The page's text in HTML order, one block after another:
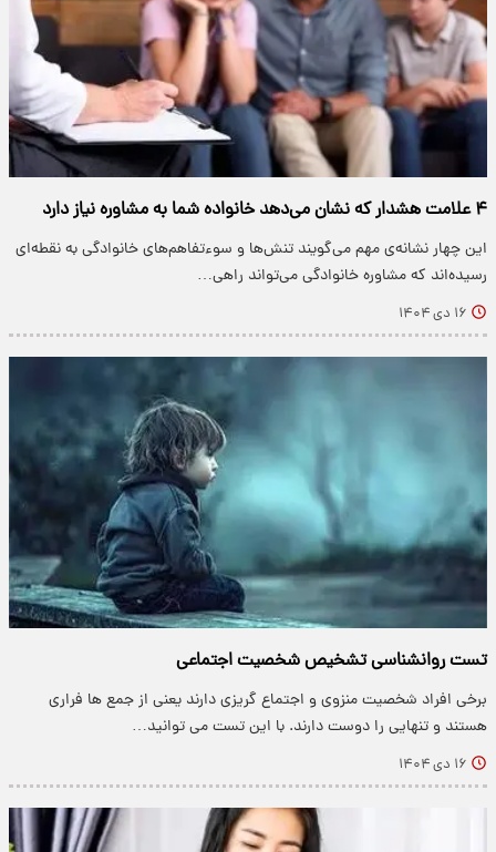
۴ علامت هشدار که نشان می‌دهد خانواده شما به مشاوره نیاز دارد
این چهار نشانه‌ی مهم می‌گویند تنش‌ها و سوءتفاهم‌های خانوادگی به نقطه‌ای
رسیده‌اند که مشاوره خانوادگی می‌تواند راهی…
۱۶ دی ۱۴۰۴
تست روانشناسی تشخیص شخصیت اجتماعی
برخی افراد شخصیت منزوی و اجتماع گریزی دارند یعنی از جمع ها فراری
هستند و تنهایی را دوست دارند. با این تست می توانید…
۱۶ دی ۱۴۰۴